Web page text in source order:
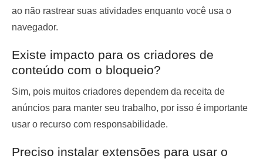
ao não rastrear suas atividades enquanto você usa o
navegador.
Existe impacto para os criadores de
conteúdo com o bloqueio?
Sim, pois muitos criadores dependem da receita de
anúncios para manter seu trabalho, por isso é importante
usar o recurso com responsabilidade.
Preciso instalar extensões para usar o